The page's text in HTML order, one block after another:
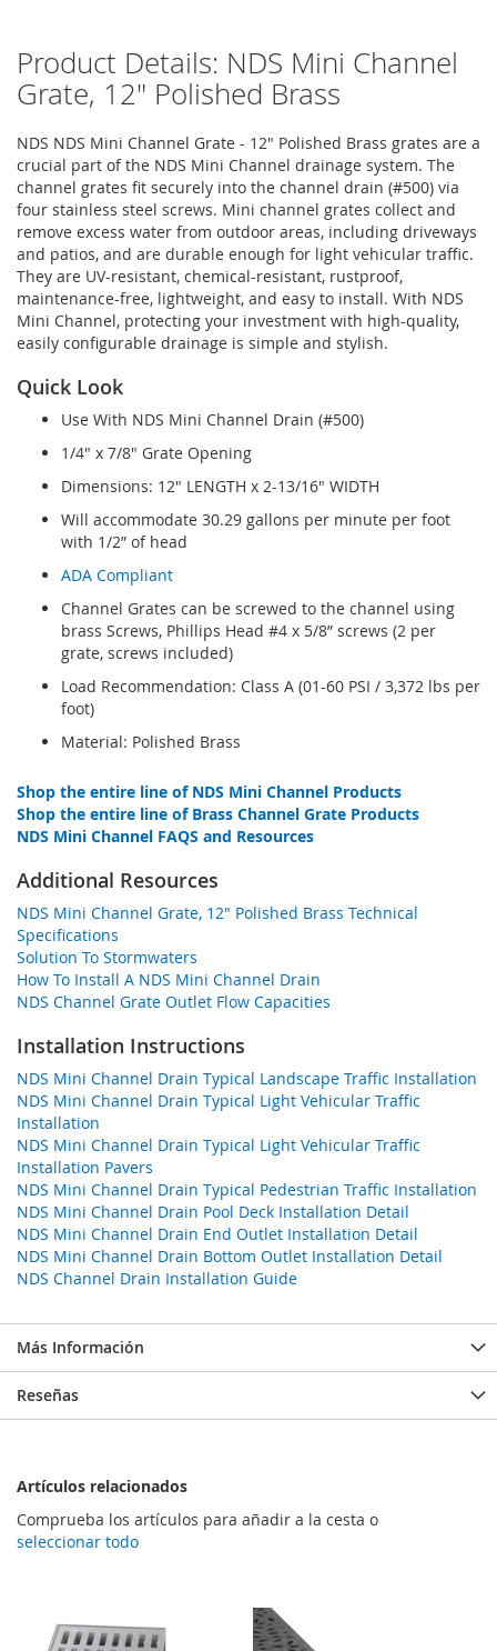
Product Details: NDS Mini Channel
Grate, 12" Polished Brass
NDS NDS Mini Channel Grate - 12" Polished Brass grates are a
crucial part of the NDS Mini Channel drainage system. The
channel grates fit securely into the channel drain (#500) via
four stainless steel screws. Mini channel grates collect and
remove excess water from outdoor areas, including driveways
and patios, and are durable enough for light vehicular traffic.
They are UV-resistant, chemical-resistant, rustproof,
maintenance-free, lightweight, and easy to install. With NDS
Mini Channel, protecting your investment with high-quality,
easily configurable drainage is simple and stylish.
Quick Look
Use With NDS Mini Channel Drain (#500)
1/4" x 7/8" Grate Opening
Dimensions: 12" LENGTH x 2-13/16" WIDTH
Will accommodate 30.29 gallons per minute per foot
with 1/2” of head
ADA Compliant
Channel Grates can be screwed to the channel using
brass Screws, Phillips Head #4 x 5/8” screws (2 per
grate, screws included)
Load Recommendation: Class A (01-60 PSI / 3,372 lbs per
foot)
Material: Polished Brass
Shop the entire line of NDS Mini Channel Products
Shop the entire line of Brass Channel Grate Products
NDS Mini Channel FAQS and Resources
Additional Resources
NDS Mini Channel Grate, 12" Polished Brass Technical
Specifications
Solution To Stormwaters
How To Install A NDS Mini Channel Drain
NDS Channel Grate Outlet Flow Capacities
Installation Instructions
NDS Mini Channel Drain Typical Landscape Traffic Installation
NDS Mini Channel Drain Typical Light Vehicular Traffic
Installation
NDS Mini Channel Drain Typical Light Vehicular Traffic
Installation Pavers
NDS Mini Channel Drain Typical Pedestrian Traffic Installation
NDS Mini Channel Drain Pool Deck Installation Detail
NDS Mini Channel Drain End Outlet Installation Detail
NDS Mini Channel Drain Bottom Outlet Installation Detail
NDS Channel Drain Installation Guide
Más Información
Reseñas
Artículos relacionados
Comprueba los artículos para añadir a la cesta o
seleccionar todo